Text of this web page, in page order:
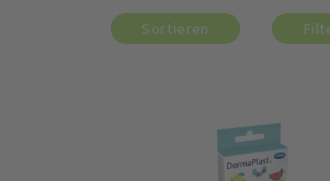
Sortieren